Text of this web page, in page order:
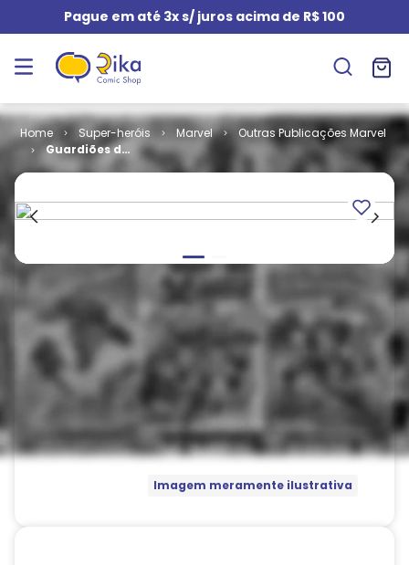
Pague em até 3x s/ juros acima de R$ 100
Super-heróis Marvel
Outras Publicações Marvel
Guardiões da
Galáxia - 2ª
Imagem meramente ilustrativa